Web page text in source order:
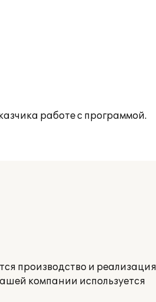
работе с программой.
производство и реализация
компании используется